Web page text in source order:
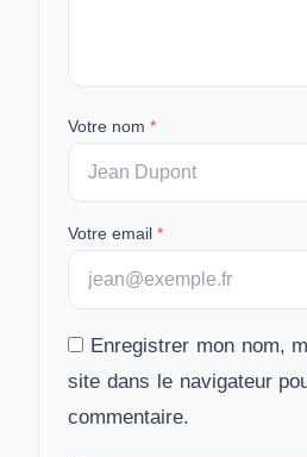
Votre nom *
Votre email *
Enregistrer mon nom,
site dans le navigateur
commentaire.